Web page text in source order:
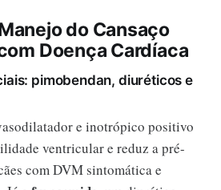
do Cansaço
Doença Cardíaca
pimobendan, diuréticos e
e inotrópico positivo
ventricular e reduz a pré-
com DVM sintomática e